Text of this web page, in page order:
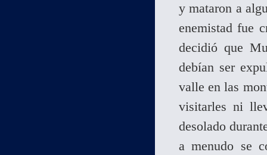
y mataron a
enemistad fue
decidió que
debían ser
valle en las
visitarles ni
desolado
a menudo se